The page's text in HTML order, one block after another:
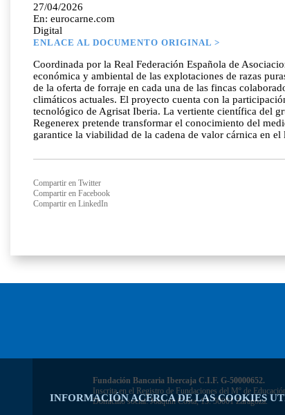
INFORMACIÓN ACERCA DE LAS COOKIES
27/04/2026
En: eurocarne.com
Digital
ENLACE AL DOCUMENTO ORIGINAL >
Coordinada por la Real Federación Española de
económica y ambiental de las explotaciones de razas
de la oferta de forraje en cada una de las fincas
climáticos actuales. El proyecto cuenta con la
tecnológico de Agrisat Iberia. La vertiente científica del
Regenerex pretende transformar el conocimiento del
garantice la viabilidad de la cadena de valor cárnica en el
Compartir en Twitter
Compartir en Facebook
Compartir en LinkedIn
Fundación Bancaria Ibercaja C.I.F. G-50000652.
Inscrita en el Registro de Fundaciones del Mº de
Domicilio social: Joaquín Costa, 13. 50001 Zaragoza.